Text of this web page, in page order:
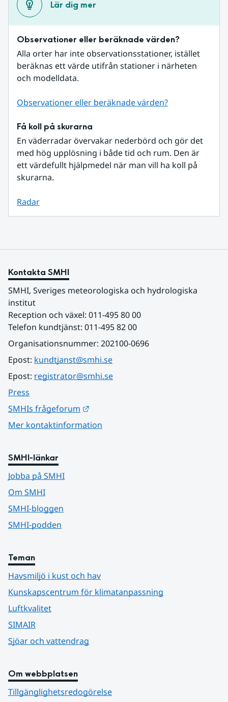
Lär dig mer
Observationer eller beräknade värden?
Alla orter har inte observationsstationer, istället
beräknas ett värde utifrån stationer i närheten
och modelldata.
Observationer eller beräknade värden?
Få koll på skurarna
En väderradar övervakar nederbörd och gör det
med hög upplösning i både tid och rum. Den är
ett värdefullt hjälpmedel när man vill ha koll på
skurarna.
Radar
Kontakta SMHI
SMHI, Sveriges meteorologiska och hydrologiska
institut
Reception och växel: 011-495 80 00
Telefon kundtjänst: 011-495 82 00
Organisationsnummer: 202100-0696
Epost: kundtjanst@smhi.se
Epost: registrator@smhi.se
Press
SMHIs frågeforum
Mer kontaktinformation
SMHI-länkar
Jobba på SMHI
Om SMHI
SMHI-bloggen
SMHI-podden
Teman
Havsmiljö i kust och hav
Kunskapscentrum för klimatanpassning
Luftkvalitet
SIMAIR
Sjöar och vattendrag
Om webbplatsen
Tillgänglighetsredogörelse